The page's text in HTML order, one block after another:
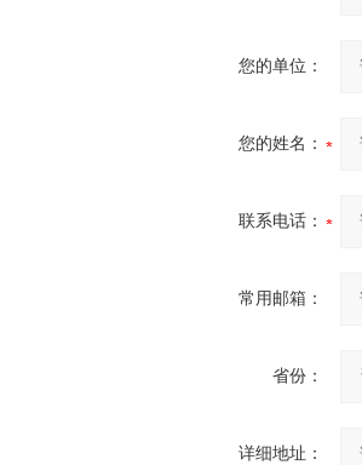
您的单位：
您的姓名：
联系电话：
常用邮箱：
省份：
详细地址：